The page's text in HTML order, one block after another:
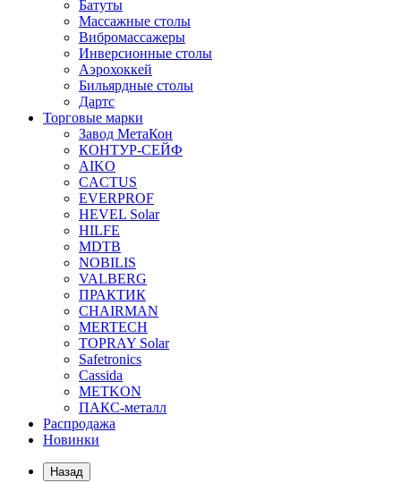
Батуты
Массажные столы
Вибромассажеры
Инверсионные столы
Аэрохоккей
Бильярдные столы
Дартс
Торговые марки
Завод МетаКон
КОНТУР-СЕЙФ
AIKO
CACTUS
EVERPROF
HEVEL Solar
HILFE
MDTB
NOBILIS
VALBERG
ПРАКТИК
CHAIRMAN
MERTECH
TOPRAY Solar
Safetronics
Cassida
METKON
ПАКС-металл
Распродажа
Новинки
Назад